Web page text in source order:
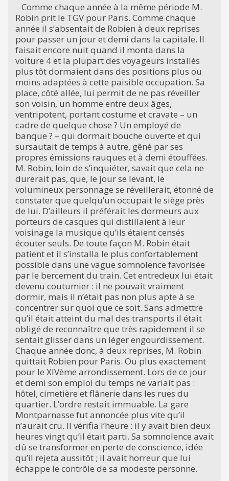
Comme chaque année à la même période M.
Robin prit le TGV pour Paris. Comme chaque
année il s’absentait de Robien à deux reprises
pour passer un jour et demi dans la capitale. Il
faisait encore nuit quand il monta dans la
voiture 4 et la plupart des voyageurs installés
plus tôt dormaient dans des positions plus ou
moins adaptées à cette paisible occupation. Sa
place, côté allée, lui permit de ne pas réveiller
son voisin, un homme entre deux âges,
ventripotent, portant costume et cravate – un
cadre de quelque chose ? Un employé de
banque ? – qui dormait bouche ouverte et qui
sursautait de temps à autre, gêné par ses
propres émissions rauques et à demi étouffées.
M. Robin, loin de s’inquiéter, savait que cela ne
durerait pas, que, le jour se levant, le
volumineux personnage se réveillerait, étonné de
constater que quelqu’un occupait le siège près
de lui. D’ailleurs il préférait les dormeurs aux
porteurs de casques qui distillaient à leur
voisinage la musique qu’ils étaient censés
écouter seuls. De toute façon M. Robin était
patient et il s’installa le plus confortablement
possible dans une vague somnolence favorisée
par le bercement du train. Cet entredeux lui était
devenu coutumier : il ne pouvait vraiment
dormir, mais il n’était pas non plus apte à se
concentrer sur quoi que ce soit. Sans admettre
qu’il était atteint du mal des transports il était
obligé de reconnaître que très rapidement il se
sentait glisser dans un léger engourdissement.
Chaque année donc, à deux reprises, M. Robin
quittait Robien pour Paris. Ou plus exactement
pour le XIVème arrondissement. Lors de ce jour
et demi son emploi du temps ne variait pas :
hôtel, cimetière et flânerie dans les rues du
quartier. L’ordre restait immuable. La gare
Montparnasse fut annoncée plus vite qu’il
n’aurait cru. Il vérifia l’heure : il y avait bien deux
heures vingt qu’il était parti. Sa somnolence avait
dû se transformer en perte de conscience, idée
qu’il rejeta aussitôt ; il avait horreur que lui
échappe le contrôle de sa modeste personne.